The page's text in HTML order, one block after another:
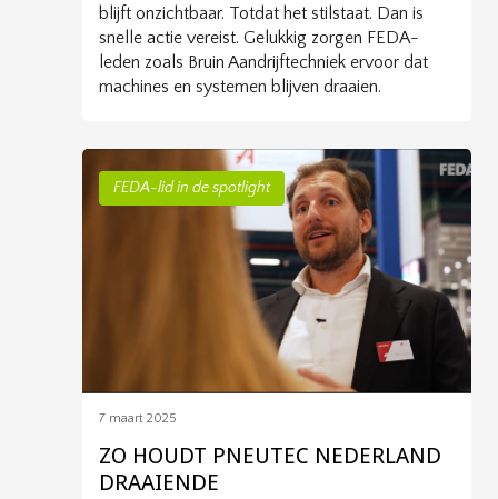
blijft onzichtbaar. Totdat het stilstaat. Dan is
snelle actie vereist. Gelukkig zorgen FEDA-
leden zoals Bruin Aandrijftechniek ervoor dat
machines en systemen blijven draaien.
FEDA-lid in de spotlight
7 maart 2025
ZO HOUDT PNEUTEC NEDERLAND
DRAAIENDE